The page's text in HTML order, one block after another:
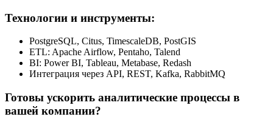
Технологии и инструменты:
PostgreSQL, Citus, TimescaleDB, PostGIS
ETL: Apache Airflow, Pentaho, Talend
BI: Power BI, Tableau, Metabase, Redash
Интеграция через API, REST, Kafka, RabbitMQ
Готовы ускорить аналитические процессы в
вашей компании?